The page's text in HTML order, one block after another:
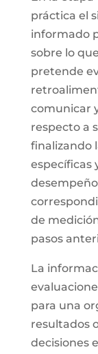
práctica el
informado
sobre lo
pretende
comunicar
respecto a
finalizando
específicas
de
pasos
La
para una
resultados
decisiones